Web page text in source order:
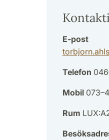
E-post
Telefon
Mobil
Rum